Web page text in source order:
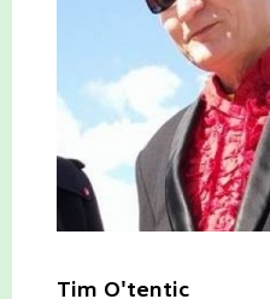
Tim O'tentic